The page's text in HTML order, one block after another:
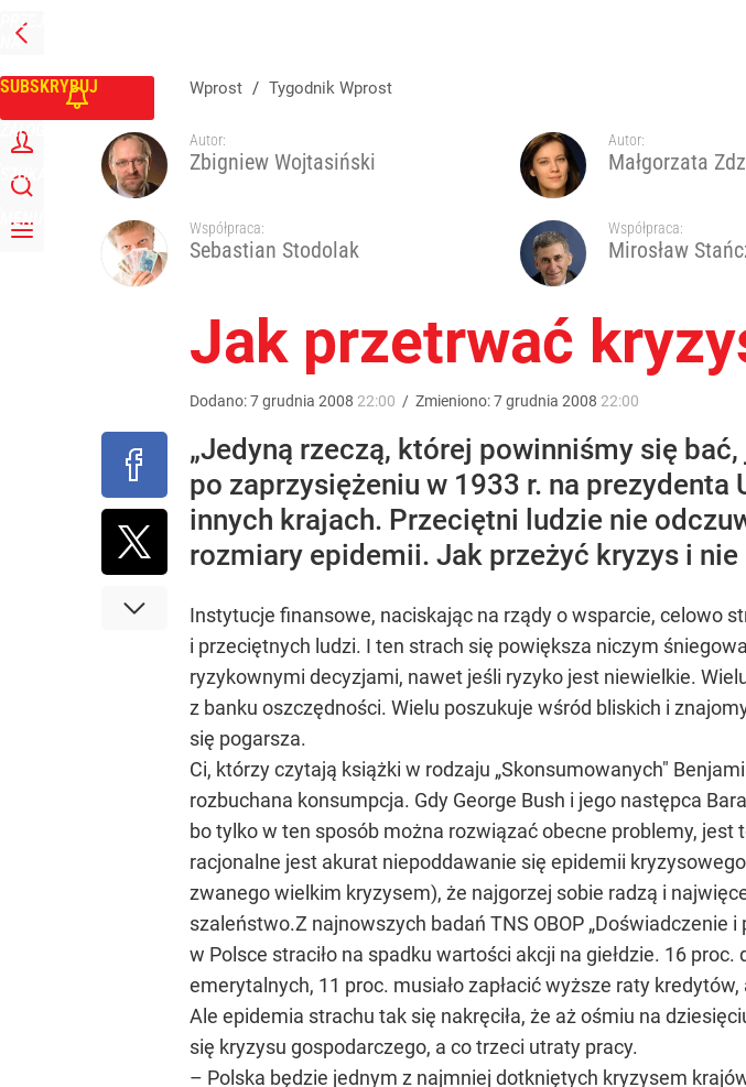
PRZEJDŹ
NA
GŁÓWNĄ
SUBSKRYBUJ
ZALOGUJ
SZUKAJ
MENU
Wprost / Tygodnik Wprost
Autor:
Zbigniew Wojtasiński
Autor:
Małgorzata
Współpraca:
Sebastian Stodolak
Współpraca:
Mirosław
Jak przetrwać
Dodano:7grudnia 2008 22:00 / Zmieniono:7grudnia 2008 22:00
„Jedyną rzeczą, której powinniśmy się
po zaprzysiężeniu w 1933 r. na prezydenta
innych krajach. Przeciętni ludzie nie
rozmiary epidemii. Jak przeżyć kryzys i
Instytucje finansowe, naciskając na rządy o wsparcie, celowo
i przeciętnych ludzi. I ten strach się powiększa niczym
ryzykownymi decyzjami, nawet jeśli ryzyko jest niewielkie.
z banku oszczędności. Wielu poszukuje wśród bliskich i
się pogarsza.
Ci, którzy czytają książki w rodzaju „Skonsumowanych"
rozbuchana konsumpcja. Gdy George Bush i jego następca
bo tylko w ten sposób można rozwiązać obecne problemy,
racjonalne jest akurat niepoddawanie się epidemii
zwanego wielkim kryzysem), że najgorzej sobie radzą i
szaleństwo.Z najnowszych badań TNS OBOP
w Polsce straciło na spadku wartości akcji na giełdzie. 16
emerytalnych, 11 proc. musiało zapłacić wyższe raty
Ale epidemia strachu tak się nakręciła, że aż ośmiu na
się kryzysu gospodarczego, a co trzeci utraty pracy.
– Polska będzie jednym z najmniej dotkniętych kryzysem